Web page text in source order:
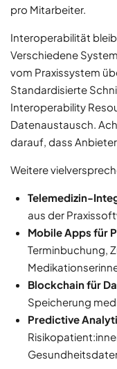
pro Mitarbeiter.
Interoperabilität
Verschiedene
vom Praxissystem
Standardisierte
Interoperability
Datenaustausch.
darauf, dass
Weitere
Telemedizin-
aus der
Mobile Apps für
Terminbuchung,
Blockchain für
Speicherung
Predictive